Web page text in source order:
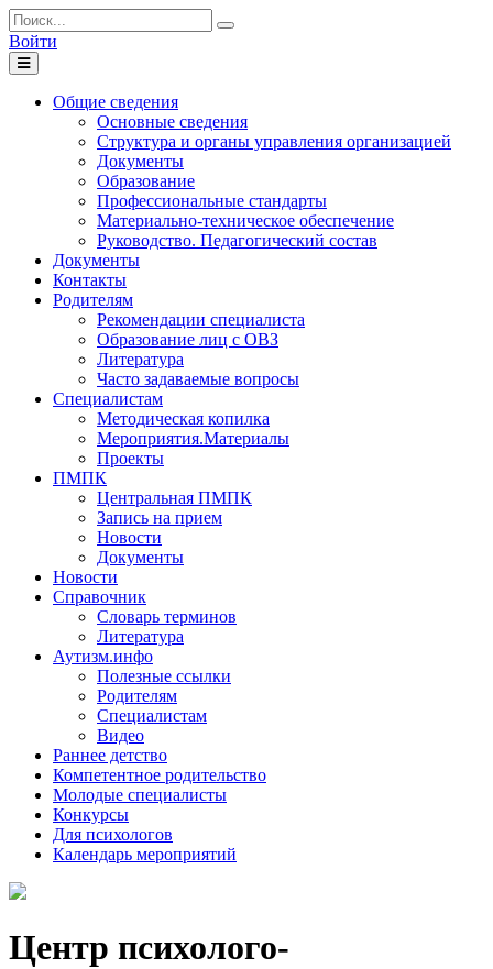
Войти
Toggle
navigation
Общие сведения
Основные сведения
Структура и органы управления организацией
Документы
Образование
Профессиональные стандарты
Материально-техническое обеспечение
Руководство. Педагогический состав
Документы
Контакты
Родителям
Рекомендации специалиста
Образование лиц с ОВЗ
Литература
Часто задаваемые вопросы
Специалистам
Методическая копилка
Мероприятия.Материалы
Проекты
ПМПК
Центральная ПМПК
Запись на прием
Новости
Документы
Новости
Справочник
Словарь терминов
Литература
Аутизм.инфо
Полезные ссылки
Родителям
Специалистам
Видео
Раннее детство
Компетентное родительство
Молодые специалисты
Конкурсы
Для психологов
Календарь мероприятий
Центр психолого-